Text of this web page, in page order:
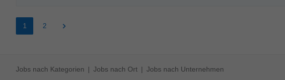
1 2
Jobs nach Kategorien Jobs nach Ort Jobs nach Unternehmen